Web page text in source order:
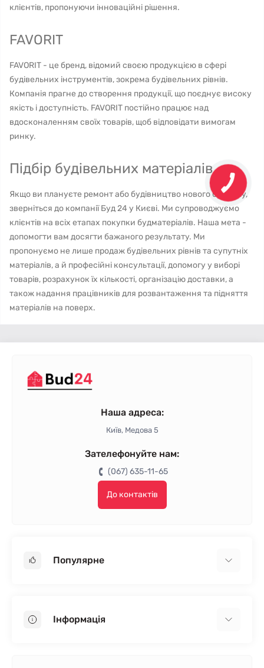
клієнтів, пропонуючи інноваційні рішення.
FAVORIT
FAVORIT - це бренд, відомий своєю продукцією в сфері
будівельних інструментів, зокрема будівельних рівнів.
Компанія прагне до створення продукції, що поєднує високу
якість і доступність. FAVORIT постійно працює над
вдосконаленням своїх товарів, щоб відповідати вимогам
ринку.
Підбір будівельних матеріалів
Якщо ви плануєте ремонт або будівництво нового будинку,
зверніться до компанії Буд 24 у Києві. Ми супроводжуємо
клієнтів на всіх етапах покупки будматеріалів. Наша мета -
допомогти вам досягти бажаного результату. Ми
пропонуємо не лише продаж будівельних рівнів та супутніх
матеріалів, а й професійні консультації, допомогу у виборі
товарів, розрахунок їх кількості, організацію доставки, а
також надання працівників для розвантаження та підняття
матеріалів на поверх.
Наша адреса:
Київ, Медова 5
Зателефонуйте нам:
(067) 635-11-65
До контактів
Популярне
Пінопласт
Інформація